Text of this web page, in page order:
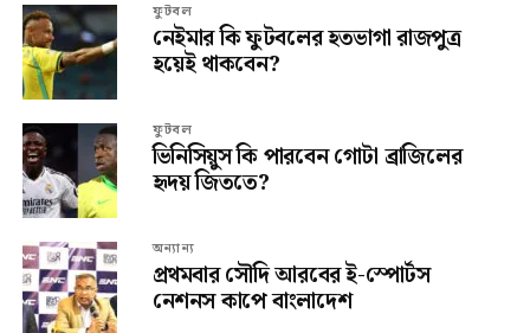
ফুটবল
নেইমার কি ফুটবলের হতভাগা রাজপুত্র
হয়েই থাকবেন?
ফুটবল
ভিনিসিয়ুস কি পারবেন গোটা ব্রাজিলের
হৃদয় জিততে?
অন্যান্য
প্রথমবার সৌদি আরবের ই-স্পোর্টস
নেশনস কাপে বাংলাদেশ